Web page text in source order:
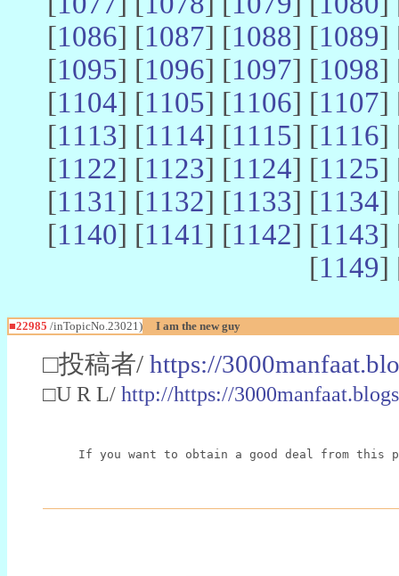
[1086] [1087] [1088] [1089]
[1095] [1096] [1097] [1098]
[1104] [1105] [1106] [1107]
[1113] [1114] [1115] [1116]
[1122] [1123] [1124] [1125]
[1131] [1132] [1133] [1134]
[1140] [1141] [1142] [1143]
[1149]
■22985 /inTopicNo.23021) I am the new guy
□投稿者/ https://
□U R L/ http://https://
If you want to obtain a good deal from this